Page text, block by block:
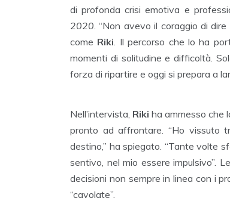
di profonda crisi emotiva e
2020 . “Non avevo il coraggio di
come Riki . Il percorso che lo ha
momenti di solitudine e difficoltà.
forza di ripartire e oggi si prepara a
Nell’intervista, Riki ha ammesso che
pronto ad affrontare. “Ho vissuto
destino,” ha spiegato. “Tante volte
sentivo, nel mio essere impulsivo”.
decisioni non sempre in linea con i
“cavolate”.